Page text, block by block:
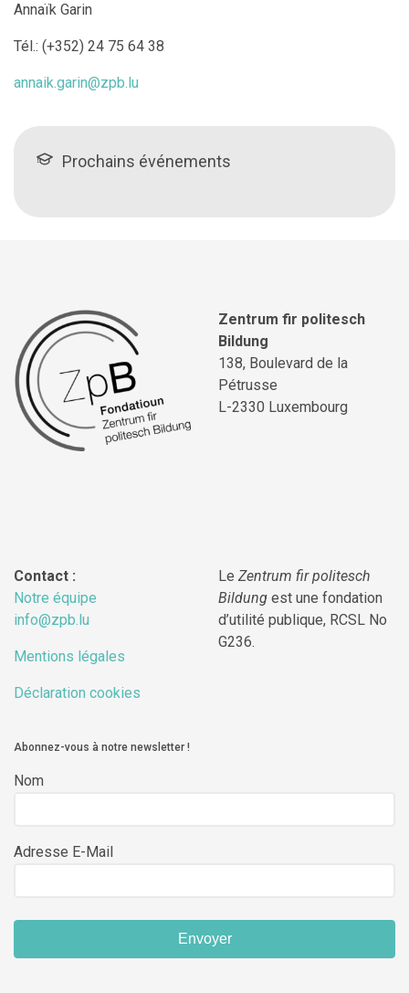
Annaïk Garin
Tél.: (+352) 24 75 64 38
annaik.garin@zpb.lu
Prochains événements
Zentrum fir politesch
Bildung
138, Boulevard de la
Pétrusse
L-2330 Luxembourg
Contact :
Notre équipe
info@zpb.lu
Mentions légales
Déclaration cookies
Le Zentrum fir politesch
Bildung est une fondation
d’utilité publique, RCSL No
G236.
Abonnez-vous à notre newsletter !
Nom
Adresse E-Mail
Envoyer